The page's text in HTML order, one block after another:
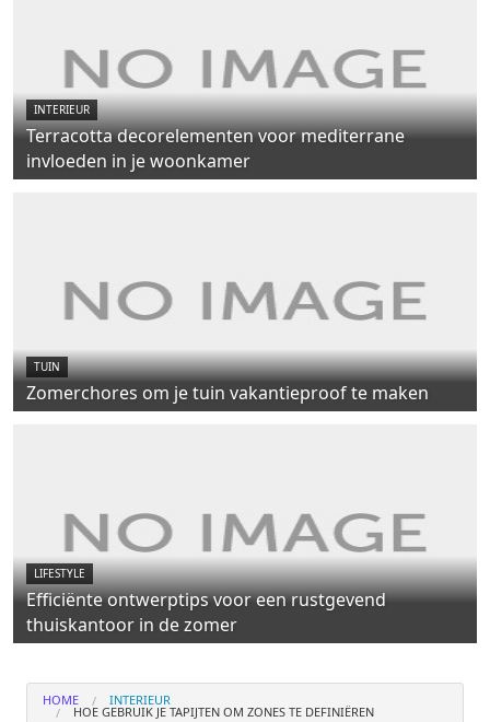
INTERIEUR
Terracotta decorelementen voor mediterrane
invloeden in je woonkamer
TUIN
Zomerchores om je tuin vakantieproof te maken
LIFESTYLE
Efficiënte ontwerptips voor een rustgevend
thuiskantoor in de zomer
HOME INTERIEUR
HOE GEBRUIK JE TAPIJTEN OM ZONES TE DEFINIËREN